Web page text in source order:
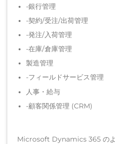
-銀行管理
-契約/受注/出荷管理
-発注/入荷管理
-在庫/倉庫管理
製造管理
-フィールドサービス管理
人事・給与
-顧客関係管理 (CRM)
Microsoft Dynamics 365 のよ